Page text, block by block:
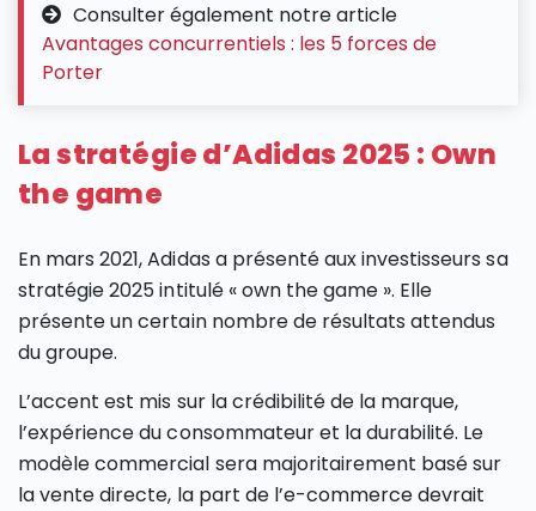
Consulter également notre article
Avantages concurrentiels : les 5 forces de
Porter
La stratégie d’Adidas 2025 : Own
the game
En mars 2021, Adidas a présenté aux investisseurs sa
stratégie 2025 intitulé « own the game ». Elle
présente un certain nombre de résultats attendus
du groupe.
L’accent est mis sur la crédibilité de la marque,
l’expérience du consommateur et la durabilité. Le
modèle commercial sera majoritairement basé sur
la vente directe, la part de l’e-commerce devrait